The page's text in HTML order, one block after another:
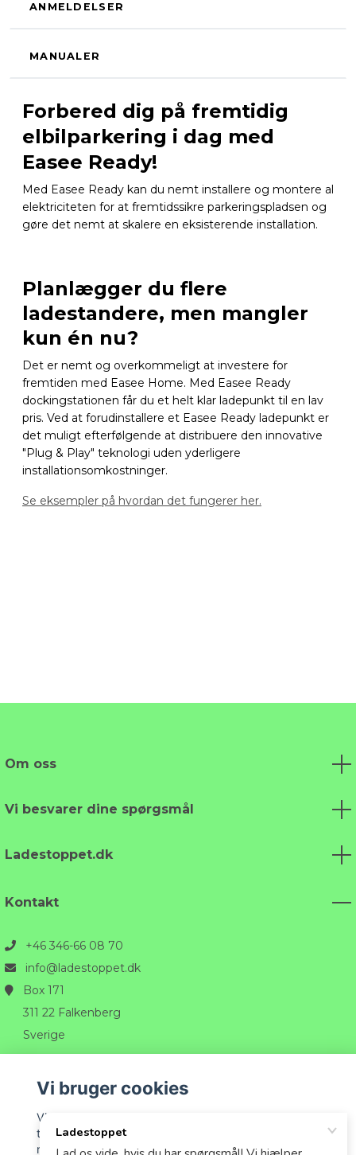
ANMELDELSER
MANUALER
Forbered dig på fremtidig
elbilparkering i dag med
Easee Ready!
Med Easee Ready kan du nemt installere og montere al
elektriciteten for at fremtidssikre parkeringspladsen og
gøre det nemt at skalere en eksisterende installation.
Planlægger du flere
ladestandere, men mangler
kun én nu?
Det er nemt og overkommeligt at investere for
fremtiden med Easee Home. Med Easee Ready
dockingstationen får du et helt klar ladepunkt til en lav
pris. Ved at forudinstallere et Easee Ready ladepunkt er
det muligt efterfølgende at distribuere den innovative
"Plug & Play" teknologi uden yderligere
installationsomkostninger.
Se eksempler på hvordan det fungerer her.
Om oss
Vi besvarer dine spørgsmål
Ladestoppet.dk
Kontakt
+46 346-66 08 70
info@ladestoppet.dk
Box 171
311 22 Falkenberg
Sverige
Vi bruger cookies
Vi bruger cookies til at tilpasse det indhold, der vises
til dig, og for at give dig den bedst mulige oplevelse,
når du handler hos os.